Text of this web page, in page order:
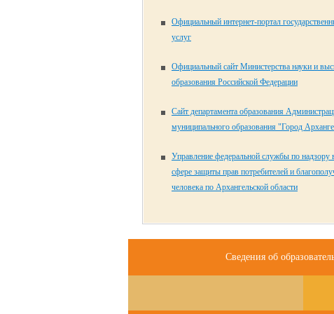
Официальный интернет-портал
услуг
Официальный сайт Министерства науки и
образования Российской Федерации
Сайт департамента образования
муниципального образования "Город
Управление федеральной службы по надзору
сфере защиты прав потребителей и
человека по Архангельской области
Сведения об